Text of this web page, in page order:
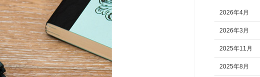
2026年4月
2026年3月
2025年11月
2025年8月